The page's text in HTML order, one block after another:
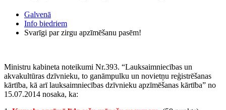
Galvenā
Info biedriem
Svarīgi par zirgu apzīmēšanu pasēm!
Ministru kabineta noteikumi Nr.393. “Lauksaimniecības un
akvakultūras dzīvnieku, to ganāmpulku un novietņu reģistrēšanas
kārtība, kā arī lauksaimniecības dzīvnieku apzīmēšanas kārtība” no
15.07.2014 nosaka, ka: